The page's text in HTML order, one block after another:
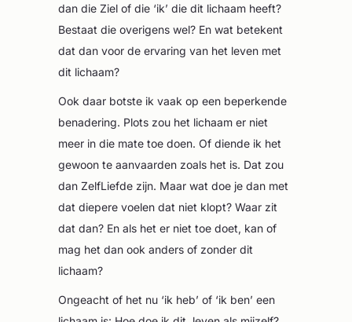
dan die Ziel of die ‘ik’ die dit lichaam heeft?
Bestaat die overigens wel? En wat betekent
dat dan voor de ervaring van het leven met
dit lichaam?
Ook daar botste ik vaak op een beperkende
benadering. Plots zou het lichaam er niet
meer in die mate toe doen. Of diende ik het
gewoon te aanvaarden zoals het is. Dat zou
dan ZelfLiefde zijn. Maar wat doe je dan met
dat diepere voelen dat niet klopt? Waar zit
dat dan? En als het er niet toe doet, kan of
mag het dan ook anders of zonder dit
lichaam?
Ongeacht of het nu ‘ik heb’ of ‘ik ben’ een